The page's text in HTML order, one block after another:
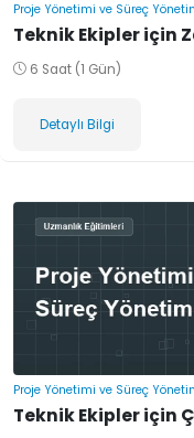
Proje Yönetimi ve Süreç
Teknik Ekipler için
6 Saat (1 Gün)
Detaylı Bilgi
Proje Yönetimi ve Süreç
Teknik Ekipler için